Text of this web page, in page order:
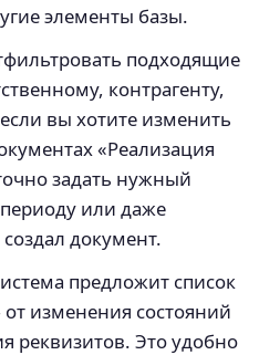
элементы базы.
подходящие
контрагенту,
вы хотите изменить
«Реализация
задать нужный
или даже
документ.
предложит список
изменения состояний
реквизитов. Это удобно